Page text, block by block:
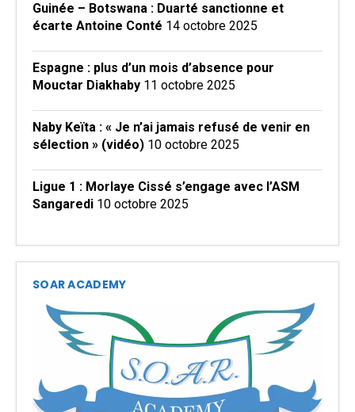
Guinée – Botswana : Duarté sanctionne et
écarte Antoine Conté 14 octobre 2025
Espagne : plus d’un mois d’absence pour
Mouctar Diakhaby 11 octobre 2025
Naby Keïta : « Je n’ai jamais refusé de venir en
sélection » (vidéo) 10 octobre 2025
Ligue 1 : Morlaye Cissé s’engage avec l’ASM
Sangaredi 10 octobre 2025
SOAR ACADEMY